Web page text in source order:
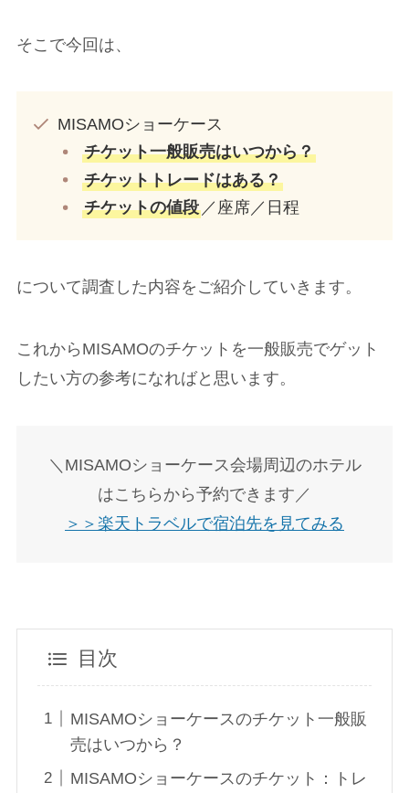
そこで今回は、
MISAMOショーケース
チケット一般販売はいつから？
チケットトレードはある？
チケットの値段／座席／日程
について調査した内容をご紹介していきます。
これからMISAMOのチケットを一般販売でゲット
したい方の参考になればと思います。
＼MISAMOショーケース会場周辺のホテル
はこちらから予約できます／
＞＞楽天トラベルで宿泊先を見てみる
目次
MISAMOショーケースのチケット一般販
売はいつから？
MISAMOショーケースのチケット：トレ